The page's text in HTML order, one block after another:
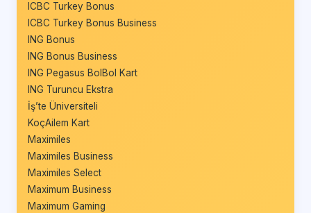
ICBC Turkey Bonus
ICBC Turkey Bonus Business
ING Bonus
ING Bonus Business
ING Pegasus BolBol Kart
ING Turuncu Ekstra
İş’te Üniversiteli
KoçAilem Kart
Maximiles
Maximiles Business
Maximiles Select
Maximum Business
Maximum Gaming